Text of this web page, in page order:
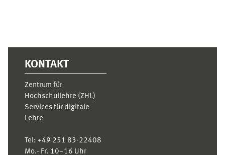
KONTAKT
Zentrum für
Hochschullehre (ZHL)
Services für digitale
Lehre
Tel: +49 251 83-22408
Mo.- Fr. 10–16 Uhr